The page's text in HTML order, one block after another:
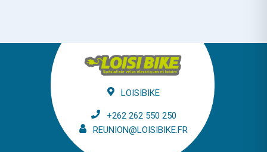
LOISIBIKE
+262 262 550 250
REUNION@LOISIBIKE.FR